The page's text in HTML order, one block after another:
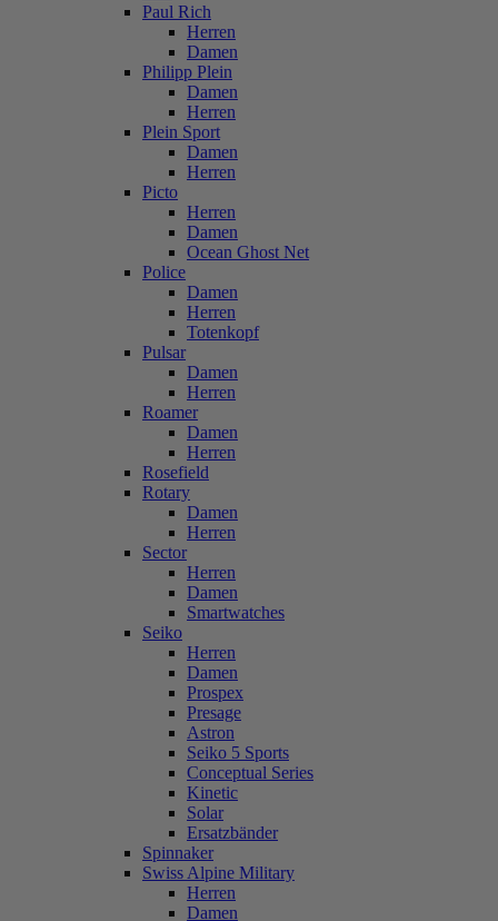
Paul Rich
Herren
Damen
Philipp Plein
Damen
Herren
Plein Sport
Damen
Herren
Picto
Herren
Damen
Ocean Ghost Net
Police
Damen
Herren
Totenkopf
Pulsar
Damen
Herren
Roamer
Damen
Herren
Rosefield
Rotary
Damen
Herren
Sector
Herren
Damen
Smartwatches
Seiko
Herren
Damen
Prospex
Presage
Astron
Seiko 5 Sports
Conceptual Series
Kinetic
Solar
Ersatzbänder
Spinnaker
Swiss Alpine Military
Herren
Damen